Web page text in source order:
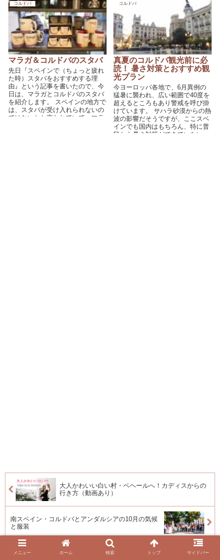
コルドバ
マラガ＆コルドバのスタバ
先日『スペインで（ちょっと疲れ
た時）スタバをおすすめする理
由』という記事を書いたので、今
日は、マラガとコルドバのスタバ
を紹介します。 スペインの地方で
は、スタバが受け入れられないの
ではないかと言われていて、マラ
コルドバ
真夏のコルドバ観光前に必
読！ 暑さ対策とおすすめ観
光プラン
今ヨーロッパ各地で、6月異例の
猛暑に襲われ、広い範囲で40度を
超えるところもあり警戒を呼び掛
けています。 サハラ砂漠からの熱
波の影響だそうですが、ここスペ
インでも国内はもちろん、特に普
段から暑さ対策ができていない
大人かわいい白い村・ベヘールへ！カディスからの
行き方（動画あり）
南スペイン・コルドバとアンダルシアの10月の気候
と服装
メニュー ホーム 検索 トップ サイドバー